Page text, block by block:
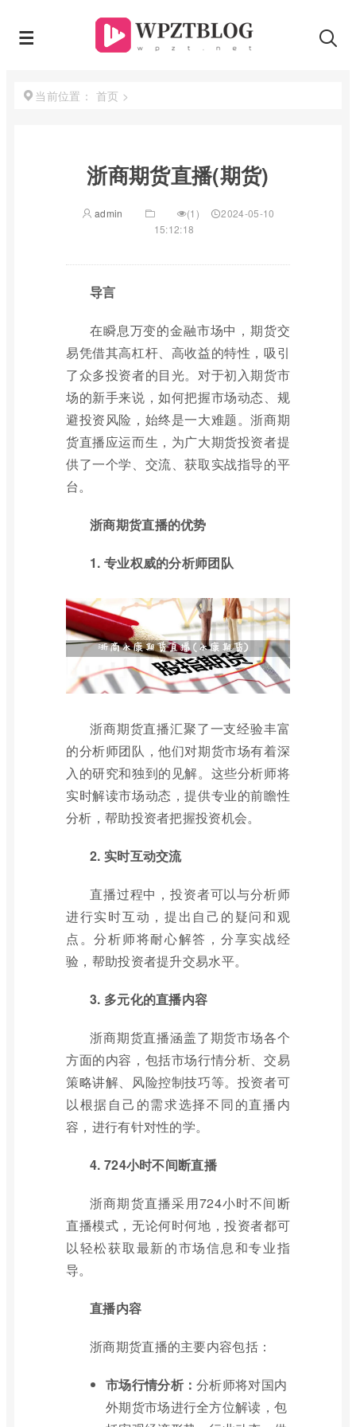
当前位置： 首页 >
浙商期货直播(期货)
admin (1)
2024-05-10
15:12:18
导言
在瞬息万变的金融市场中，期货交
易凭借其高杠杆、高收益的特性，吸引
了众多投资者的目光。对于初入期货市
场的新手来说，如何把握市场动态、规
避投资风险，始终是一大难题。浙商期
货直播应运而生，为广大期货投资者提
供了一个学、交流、获取实战指导的平
台。
浙商期货直播的优势
1. 专业权威的分析师团队
浙商期货直播汇聚了一支经验丰富
的分析师团队，他们对期货市场有着深
入的研究和独到的见解。这些分析师将
实时解读市场动态，提供专业的前瞻性
分析，帮助投资者把握投资机会。
2. 实时互动交流
直播过程中，投资者可以与分析师
进行实时互动，提出自己的疑问和观
点。分析师将耐心解答，分享实战经
验，帮助投资者提升交易水平。
3. 多元化的直播内容
浙商期货直播涵盖了期货市场各个
方面的内容，包括市场行情分析、交易
策略讲解、风险控制技巧等。投资者可
以根据自己的需求选择不同的直播内
容，进行有针对性的学。
4. 724小时不间断直播
浙商期货直播采用724小时不间断
直播模式，无论何时何地，投资者都可
以轻松获取最新的市场信息和专业指
导。
直播内容
浙商期货直播的主要内容包括：
市场行情分析：分析师将对国内
外期货市场进行全方位解读，包